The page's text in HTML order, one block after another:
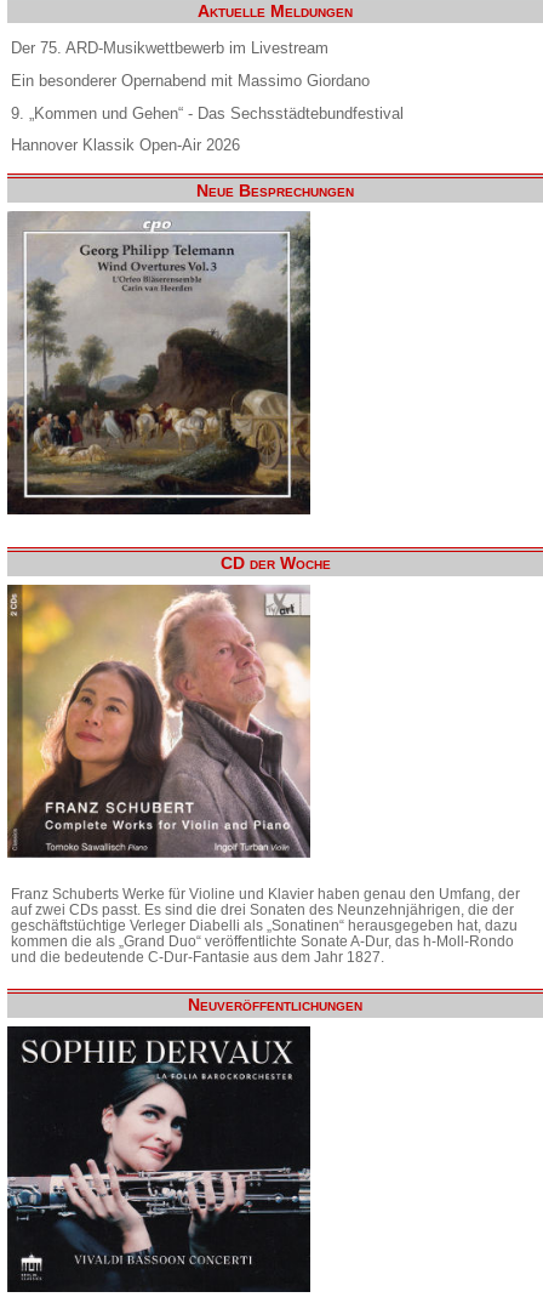
Aktuelle Meldungen
Der 75. ARD-Musikwettbewerb im Livestream
Ein besonderer Opernabend mit Massimo Giordano
9. „Kommen und Gehen“ - Das Sechsstädtebundfestival
Hannover Klassik Open-Air 2026
Neue Besprechungen
CD der Woche
Franz Schuberts Werke für Violine und Klavier haben genau den Umfang, der
auf zwei CDs passt. Es sind die drei Sonaten des Neunzehnjährigen, die der
geschäftstüchtige Verleger Diabelli als „Sonatinen“ herausgegeben hat, dazu
kommen die als „Grand Duo“ veröffentlichte Sonate A-Dur, das h-Moll-Rondo
und die bedeutende C-Dur-Fantasie aus dem Jahr 1827.
Neuveröffentlichungen